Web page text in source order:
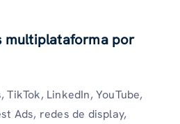
multiplataforma por
TikTok, LinkedIn, YouTube,
Ads, redes de display,